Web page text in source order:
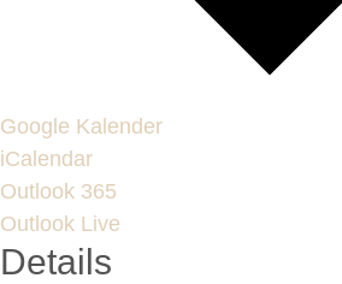
Google Kalender
iCalendar
Outlook 365
Outlook Live
Details